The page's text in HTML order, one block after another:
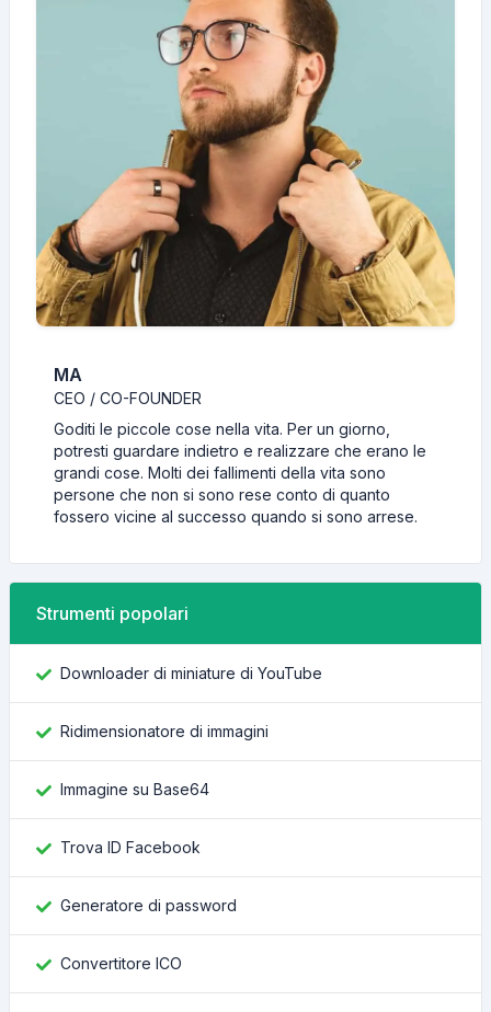
MA
CEO / CO-FOUNDER
Goditi le piccole cose nella vita. Per un giorno,
potresti guardare indietro e realizzare che erano le
grandi cose. Molti dei fallimenti della vita sono
persone che non si sono rese conto di quanto
fossero vicine al successo quando si sono arrese.
Strumenti popolari
Downloader di miniature di YouTube
Ridimensionatore di immagini
Immagine su Base64
Trova ID Facebook
Generatore di password
Convertitore ICO